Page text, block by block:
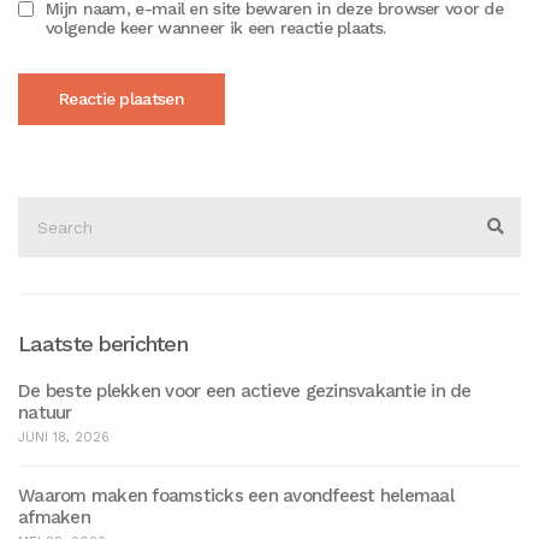
Mijn naam, e-mail en site bewaren in deze browser voor de
volgende keer wanneer ik een reactie plaats.
for:
Laatste berichten
De beste plekken voor een actieve gezinsvakantie in de
natuur
JUNI 18, 2026
Waarom maken foamsticks een avondfeest helemaal
afmaken